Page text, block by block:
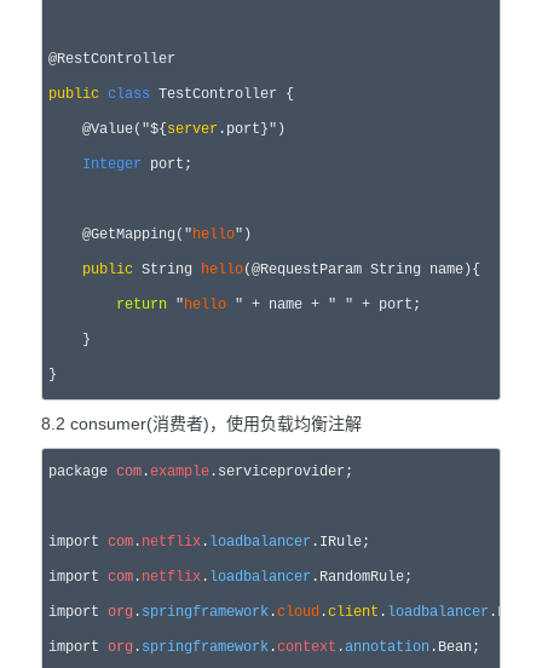
public class TestController {
    @Value(
"${ server .port}" )
Integer port;
    @GetMapping(
"hello" )
public String hello(@RequestParam String name){
return "hello " + name + " " + port;
    }
}
8.2 consumer(消费者)，使用负载均衡注解
package com .example .serviceprovider;
import com . netflix . loadbalancer .IRule;
import com . netflix . loadbalancer .RandomRule;
import org . springframework .cloud .client . loadbalancer
import org . springframework .context .annotation .Bean;